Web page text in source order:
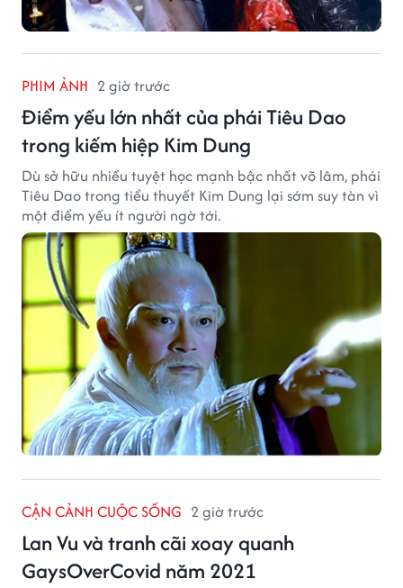
PHIM ẢNH 2 giờ trước
Điểm yếu lớn nhất của phái Tiêu Dao
trong kiếm hiệp Kim Dung
Dù sở hữu nhiều tuyệt học mạnh bậc nhất võ lâm, phái
Tiêu Dao trong tiểu thuyết Kim Dung lại sớm suy tàn vì
một điểm yếu ít người ngờ tới.
CẬN CẢNH CUỘC SỐNG 2 giờ trước
Lan Vu và tranh cãi xoay quanh
GaysOverCovid năm 2021